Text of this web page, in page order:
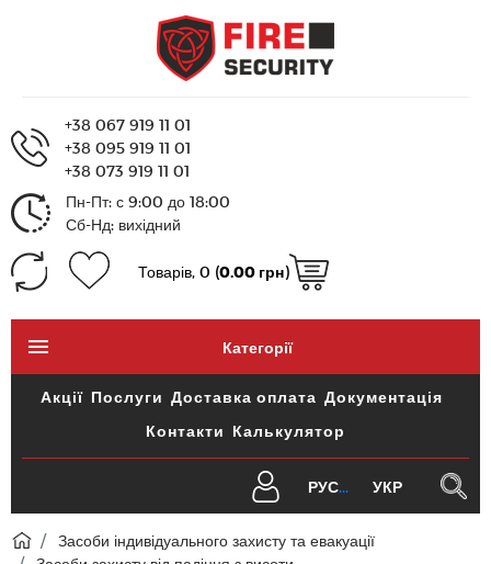
+38 067 919 11 01
+38 095 919 11 01
+38 073 919 11 01
Пн-Пт: с 9:00 до 18:00
Сб-Нд: вихідний
Товарів, 0 (0.00 грн)
Категорії
Акції Послуги Доставка оплата Документація
Контакти Калькулятор
РУС УКР
Засоби індивідуального захисту та евакуації